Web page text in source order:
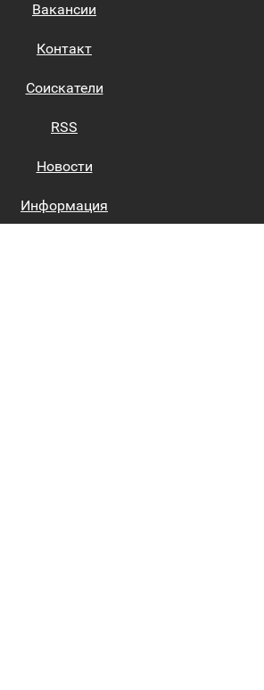
Вакансии
Контакт
Соискатели
RSS
Новости
Информация